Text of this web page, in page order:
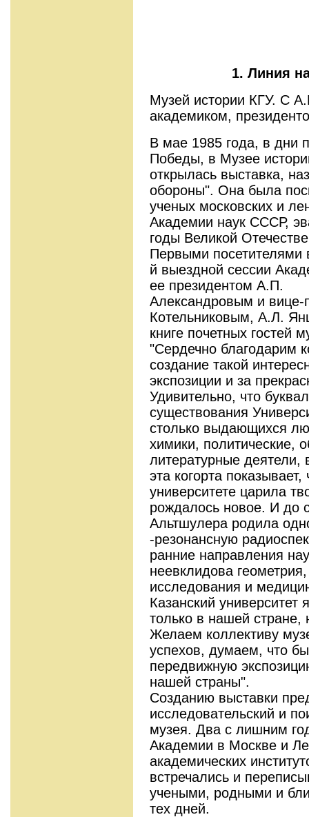
1. Линия
Музей истории КГУ. С
академиком,
В мае 1985 года, в дни
Победы, в Музее
открылась выставка,
обороны". Она была
ученых московских и
Академии наук СССР,
годы Великой
Первыми посетителями
й выездной сессии
ее президентом А.П.
Александровым и
Котельниковым, А.Л.
книге почетных гостей
"Сердечно благодарим
создание такой
экспозиции и за
Удивительно, что
существования
столько выдающихся
химики, политические,
литературные
эта когорта
университете царила
рождалось новое. И до
Альтшулера родила
-резонансную
ранние направления
неевклидова
исследования и
Казанский
только в нашей стране,
Желаем коллективу
успехов, думаем, что
передвижную
нашей страны".
Созданию выставки
исследовательский и
музея. Два с лишним
Академии в Москве и
академических
встречались и
учеными, родными и
тех дней.